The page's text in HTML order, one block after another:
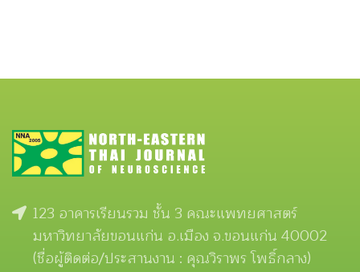
123 อาคารเรียนรวม ชั้น 3 คณะแพทยศาสตร์
มหาวิทยาลัยขอนแก่น อ.เมือง จ.ขอนแก่น 40002
(ชื่อผู้ติดต่อ/ประสานงาน : คุณวิราพร โพธิ์กลาง)